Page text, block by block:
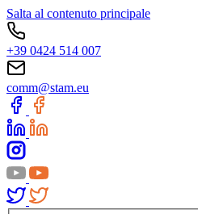
Salta al contenuto principale
+39 0424 514 007
comm@stam.eu